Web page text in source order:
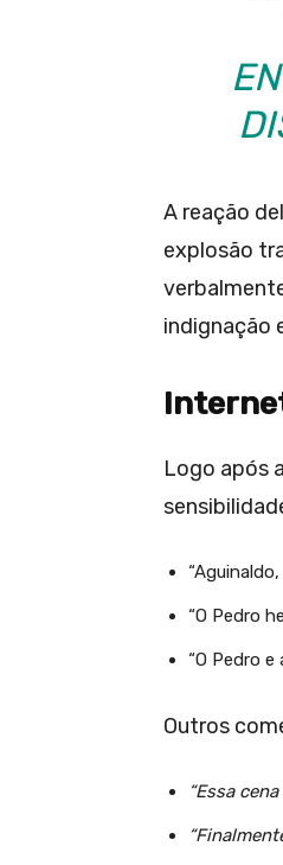
A reação
explosão
indignação
Logo após
“O Pedro
“O Pedro
Outros
“Essa